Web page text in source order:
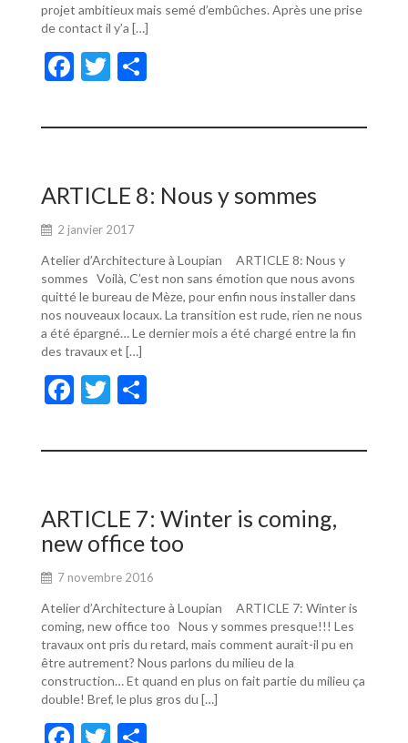
projet ambitieux mais semé d’embûches. Après une prise
de contact il y’a […]
F
e
o
o
k
T
itt ta
er
ARTICLE 8: Nous y sommes
2 janvier 2017
Atelier d’Architecture à Loupian ARTICLE 8: Nous y
sommes Voilà, C’est non sans émotion que nous avons
quitté le bureau de Mèze, pour enfin nous installer dans
nos nouveaux locaux. La transition est rude, rien ne nous
a été épargné… Le dernier mois a été chargé entre la fin
des travaux et […]
F
e
o
o
k
T
itt ta
er
ARTICLE 7: Winter is coming,
new office too
7 novembre 2016
Atelier d’Architecture à Loupian ARTICLE 7: Winter is
coming, new office too Nous y sommes presque!!! Les
travaux ont pris du retard, mais comment aurait-il pu en
être autrement? Nous parlons du milieu de la
construction… Et quand en plus on fait partie du milieu ça
double! Bref, le plus gros du […]